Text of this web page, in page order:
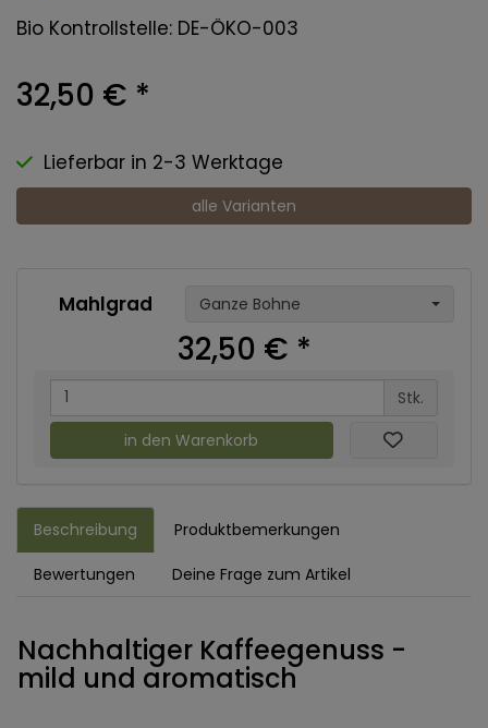
Bio Kontrollstelle: DE-ÖKO-003
32,50 € *
Lieferbar in 2-3 Werktage
alle Varianten
Mahlgrad Ganze Bohne
32,50 € *
Stk.
in den Warenkorb
Beschreibung Produktbemerkungen
Bewertungen Deine Frage zum Artikel
Nachhaltiger Kaffeegenuss -
mild und aromatisch